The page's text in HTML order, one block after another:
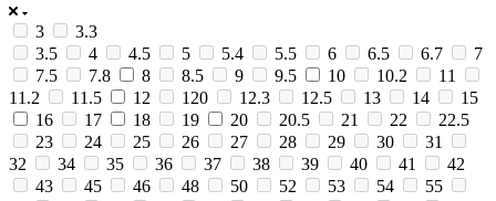
3
3.3
3.5
4 4.5 5 5.4 5.5 6 6.5 6.7
7
7.5
7.8 8 8.5 9 9.5 10 10.2
11
11.2
11.5 12 120 12.3 12.5 13 14
15
16
17 18 19 20 20.5 21 22
22.5
23
24 25 26 27 28 29 30
31
32
34 35 36 37 38 39 40 41
42
43
45 46 48 50 52 53 54
55